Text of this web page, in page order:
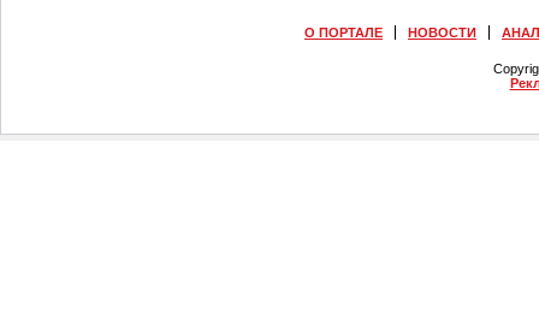
О ПОРТАЛЕ НОВОСТИ